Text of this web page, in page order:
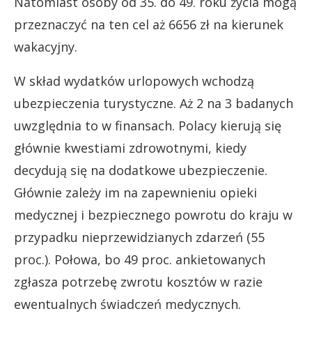
przeznaczyć na ten cel aż 6656 zł na kierunek
wakacyjny.
W skład wydatków urlopowych wchodzą
ubezpieczenia turystyczne. Aż 2 na 3 badanych
uwzględnia to w finansach. Polacy kierują się
głównie kwestiami zdrowotnymi, kiedy
decydują się na dodatkowe ubezpieczenie.
Głównie zależy im na zapewnieniu opieki
medycznej i bezpiecznego powrotu do kraju w
przypadku nieprzewidzianych zdarzeń (55
proc.). Połowa, bo 49 proc. ankietowanych
zgłasza potrzebę zwrotu kosztów w razie
ewentualnych świadczeń medycznych.